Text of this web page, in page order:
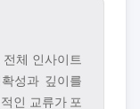
체 인사이트
성과 깊이를
인 교류가 포